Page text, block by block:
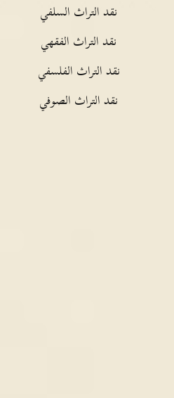
نقد التراث السلفي
نقد التراث الفقهي
نقد التراث الفلسفي
نقد التراث الصوفي